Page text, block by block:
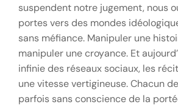
suspendent notre jugement, nous
portes vers des mondes
sans méfiance. Manipuler une
manipuler une croyance. Et
infinie des réseaux sociaux, les
une vitesse vertigineuse. Chacun
parfois sans conscience de la